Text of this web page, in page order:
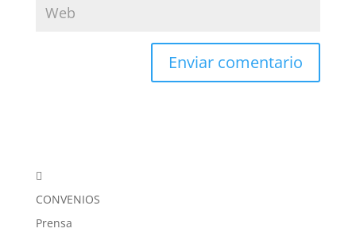

CONVENIOS
Prensa